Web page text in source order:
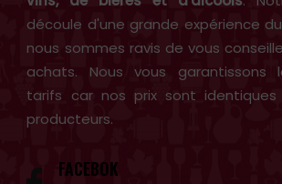
découle d'une grande expérience
nous sommes ravis de vous
achats. Nous vous garantissons
tarifs car nos prix sont
producteurs.
FACEBOK